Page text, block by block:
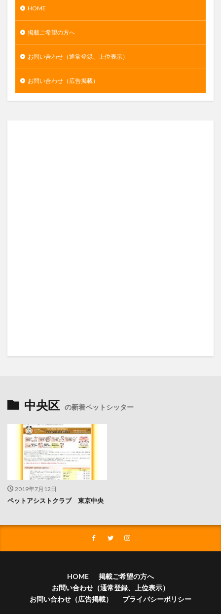
HOME
掲載ご希望の方へ
お問い合わせ（通常登録、上位表示）
お問い合わせ（広告掲載）
中央区 の新着ペットシッター
2019年7月12日
ペットアシストクラブ 東京中央
HOME
掲載ご希望の方へ
お問い合わせ（通常登録、上位表示）
お問い合わせ（広告掲載）
プライバシーポリシー